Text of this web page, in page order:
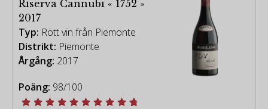
Riserva Cannubi « 1752 »
2017
Typ: Rött vin från Piemonte
Distrikt: Piemonte
Årgång: 2017
Poäng: 98/100